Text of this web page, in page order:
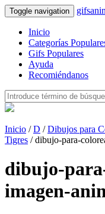
Toggle navigation
Inicio
Categorías
Gifs Populares
Ayuda
Recomiéndanos
Inicio /D /Dibujos para
Tigres / dibujo-para-
dibujo-
imagen-